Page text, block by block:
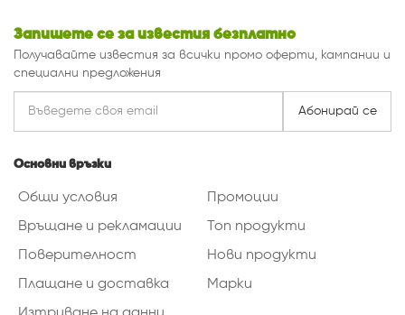
Запишете се за известия безплатно
Получавайте известия за всички промо оферти, кампании и
специални предложения
Абонирай се
Основни връзки
Общи условия
Връщане и рекламации
Поверителност
Плащане и доставка
Промоции
Топ продукти
Нови продукти
Марки